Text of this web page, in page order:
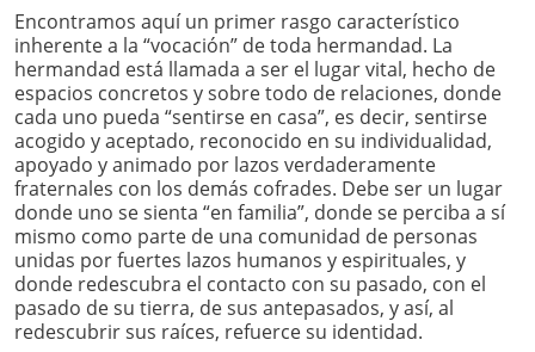
Encontramos aquí un primer rasgo característico
inherente a la “vocación” de toda hermandad. La
hermandad está llamada a ser el lugar vital, hecho de
espacios concretos y sobre todo de relaciones, donde
cada uno pueda “sentirse en casa”, es decir, sentirse
acogido y aceptado, reconocido en su individualidad,
apoyado y animado por lazos verdaderamente
fraternales con los demás cofrades. Debe ser un lugar
donde uno se sienta “en familia”, donde se perciba a sí
mismo como parte de una comunidad de personas
unidas por fuertes lazos humanos y espirituales, y
donde redescubra el contacto con su pasado, con el
pasado de su tierra, de sus antepasados, y así, al
redescubrir sus raíces, refuerce su identidad.